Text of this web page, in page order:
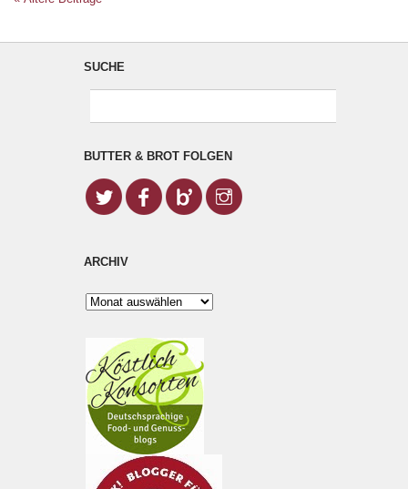
SUCHE
BUTTER & BROT FOLGEN
ARCHIV
Archiv